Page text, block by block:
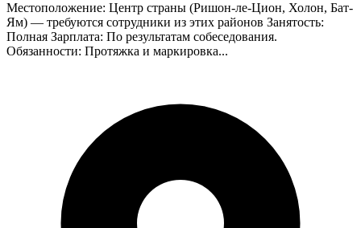
Местоположение: Центр страны (Ришон-ле-Цион, Холон, Бат-
Ям) — требуются сотрудники из этих районов Занятость:
Полная Зарплата: По результатам собеседования.
Обязанности: Протяжка и маркировка...